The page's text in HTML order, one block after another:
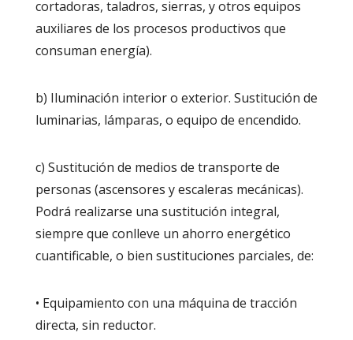
cortadoras, taladros, sierras, y otros equipos
auxiliares de los procesos productivos que
consuman energía).
b) Iluminación interior o exterior. Sustitución de
luminarias, lámparas, o equipo de encendido.
c) Sustitución de medios de transporte de
personas (ascensores y escaleras mecánicas).
Podrá realizarse una sustitución integral,
siempre que conlleve un ahorro energético
cuantificable, o bien sustituciones parciales, de:
• Equipamiento con una máquina de tracción
directa, sin reductor.